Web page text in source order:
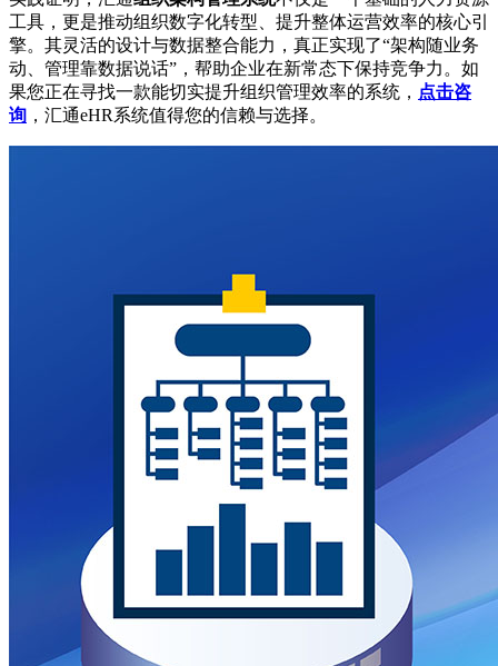
工具，更是推动组织数字化转型、提升整体运营效率的核心引
擎。其灵活的设计与数据整合能力，真正实现了“架构随业务
动、管理靠数据说话” ，帮助企业在新常态下保持竞争力。如
果您正在寻找一款能切实提升组织管理效率的系统， 点击咨
询 ， 汇通eHR系统值得您的信赖与选择。